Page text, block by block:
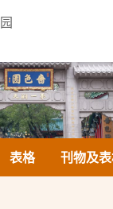
表格 刊物及